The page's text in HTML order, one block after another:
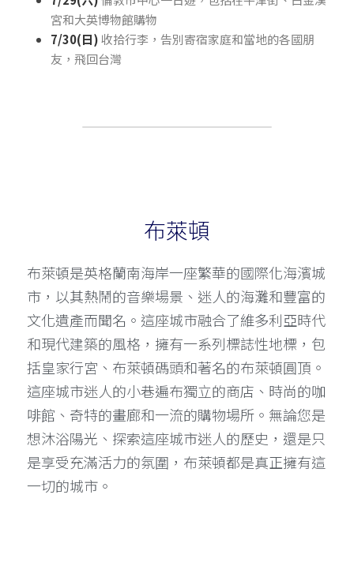
宮和大英博物館購物
7/30(日) 收拾行李，告別寄宿家庭和當地的各國朋
友，飛回台灣
布萊頓
布萊頓是英格蘭南海岸一座繁華的國際化海濱城
市，以其熱鬧的音樂場景、迷人的海灘和豐富的
文化遺產而聞名。這座城市融合了維多利亞時代
和現代建築的風格，擁有一系列標誌性地標，包
括皇家行宮、布萊頓碼頭和著名的布萊頓圓頂。
這座城市迷人的小巷遍布獨立的商店、時尚的咖
啡館、奇特的畫廊和一流的購物場所。無論您是
想沐浴陽光、探索這座城市迷人的歷史，還是只
是享受充滿活力的氛圍，布萊頓都是真正擁有這
一切的城市。